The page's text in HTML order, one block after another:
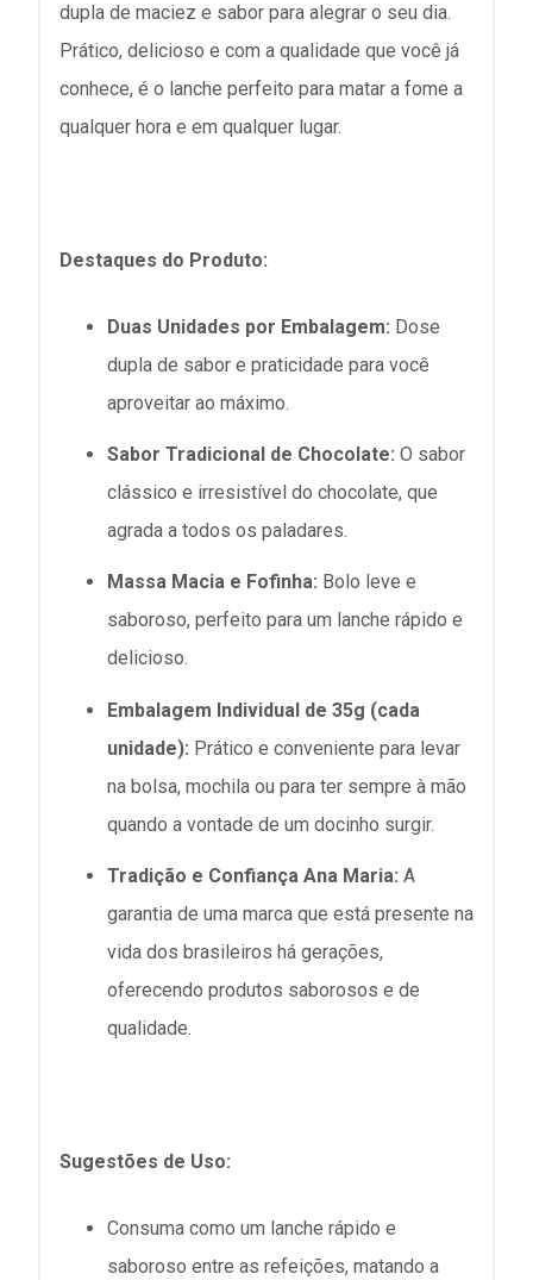
dupla de maciez e sabor para alegrar o seu dia.
Prático, delicioso e com a qualidade que você já
conhece, é o lanche perfeito para matar a fome a
qualquer hora e em qualquer lugar.
Destaques do Produto:
Duas Unidades por Embalagem: Dose
dupla de sabor e praticidade para você
aproveitar ao máximo.
Sabor Tradicional de Chocolate: O sabor
clássico e irresistível do chocolate, que
agrada a todos os paladares.
Massa Macia e Fofinha: Bolo leve e
saboroso, perfeito para um lanche rápido e
delicioso.
Embalagem Individual de 35g (cada
unidade): Prático e conveniente para levar
na bolsa, mochila ou para ter sempre à mão
quando a vontade de um docinho surgir.
Tradição e Confiança Ana Maria: A
garantia de uma marca que está presente na
vida dos brasileiros há gerações,
oferecendo produtos saborosos e de
qualidade.
Sugestões de Uso:
Consuma como um lanche rápido e
saboroso entre as refeições, matando a